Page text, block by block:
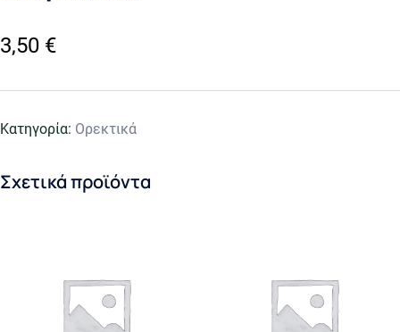
3,50 €
Κατηγορία: Ορεκτικά
Σχετικά προϊόντα